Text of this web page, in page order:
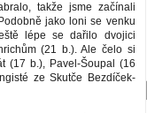
takže jsme začínali
jako loni se venku
lépe se dařilo dvojici
(21 b.). Ale čelo si
(17 b.), Pavel-Šoupal (16
ze Skutče Bezdíček-